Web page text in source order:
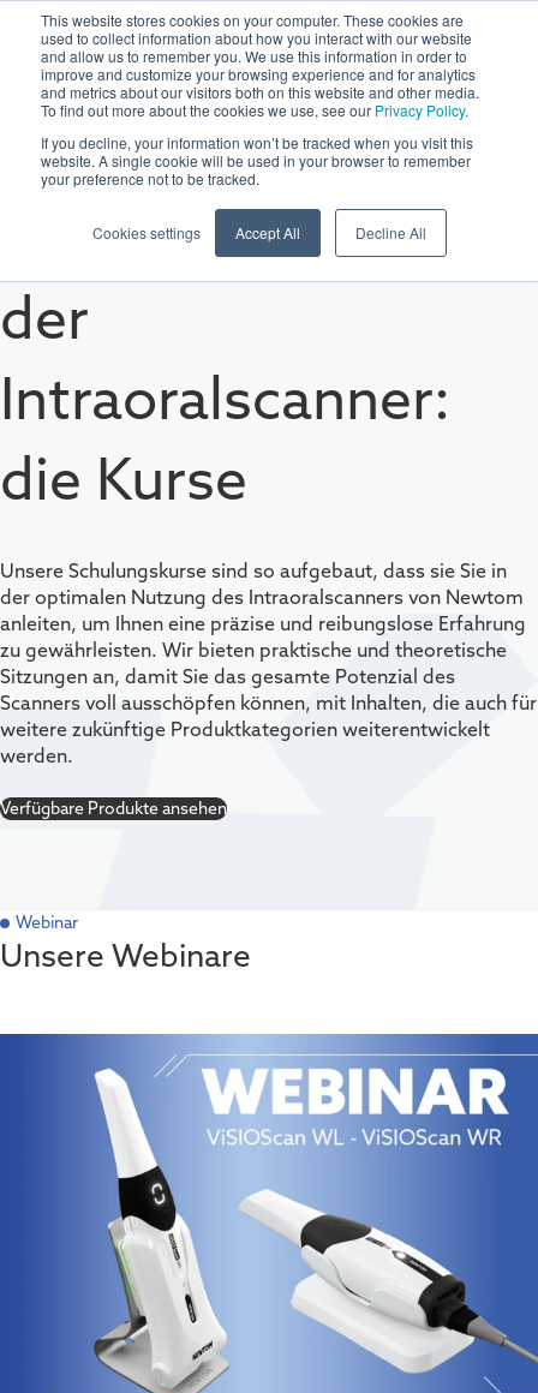
This website stores cookies on your computer. These cookies are
used to collect information about how you interact with our website
and allow us to remember you. We use this information in order to
improve and customize your browsing experience and for analytics
and metrics about our visitors both on this website and other media.
To find out more about the cookies we use, see our Privacy Policy.
If you decline, your information won’t be tracked when you visit this
website. A single cookie will be used in your browser to remember
your preference not to be tracked.
Cookies settings Accept All Decline All
Wie funktioniert
der
Intraoralscanner:
die Kurse
Unsere Schulungskurse sind so aufgebaut, dass sie Sie in
der optimalen Nutzung des Intraoralscanners von Newtom
anleiten, um Ihnen eine präzise und reibungslose Erfahrung
zu gewährleisten. Wir bieten praktische und theoretische
Sitzungen an, damit Sie das gesamte Potenzial des
Scanners voll ausschöpfen können, mit Inhalten, die auch für
weitere zukünftige Produktkategorien weiterentwickelt
werden.
Verfügbare Produkte ansehen
Webinar
Unsere Webinare